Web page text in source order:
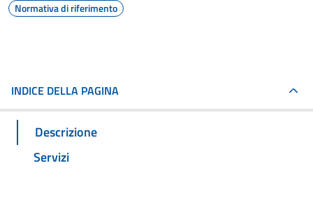
Normativa di riferimento
INDICE DELLA PAGINA
Descrizione
Servizi